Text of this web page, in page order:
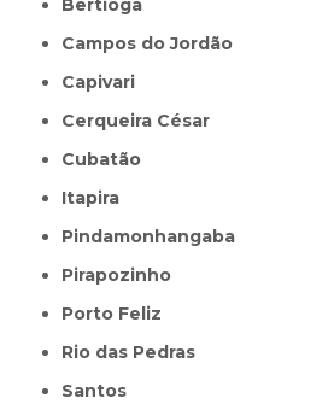
Campos do Jordão
Capivari
Cerqueira César
Cubatão
Itapira
Pindamonhangaba
Pirapozinho
Porto Feliz
Rio das Pedras
Santos